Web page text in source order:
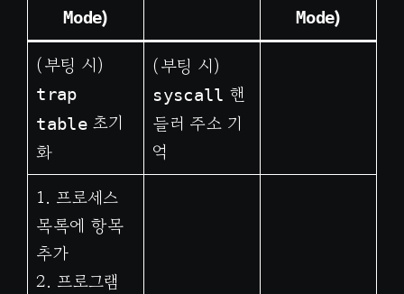
Mode)
Mode)
(부팅 시)
trap
table초기
화
(부팅 시)
syscall 핸
들러 주소 기
억
1. 프로세스
목록에 항목
추가
2. 프로그램